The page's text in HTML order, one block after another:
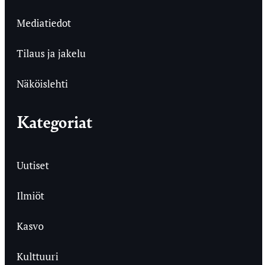
Mediatiedot
Tilaus ja jakelu
Näköislehti
Kategoriat
Uutiset
Ilmiöt
Kasvo
Kulttuuri